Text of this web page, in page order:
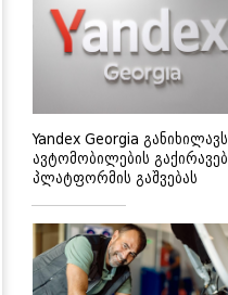
Yandex Georgia განიხილავს
ავტომობილების
პლატფორმის გაშვებას